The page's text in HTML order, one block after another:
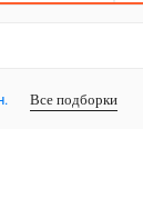
Все подборки